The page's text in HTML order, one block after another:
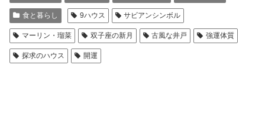
食と暮らし 9ハウス サビアンシンボル
マーリン・瑠菜 双子座の新月 古風な井戸 強運体質
探求のハウス 開運